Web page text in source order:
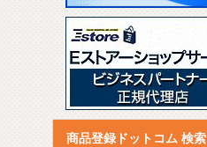
商品登録ドットコム 検索